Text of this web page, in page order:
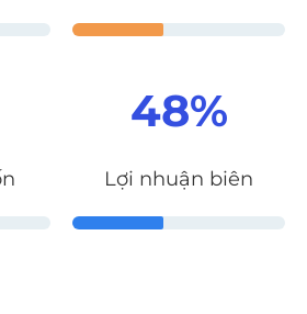
Lợi nhuận biên
48%